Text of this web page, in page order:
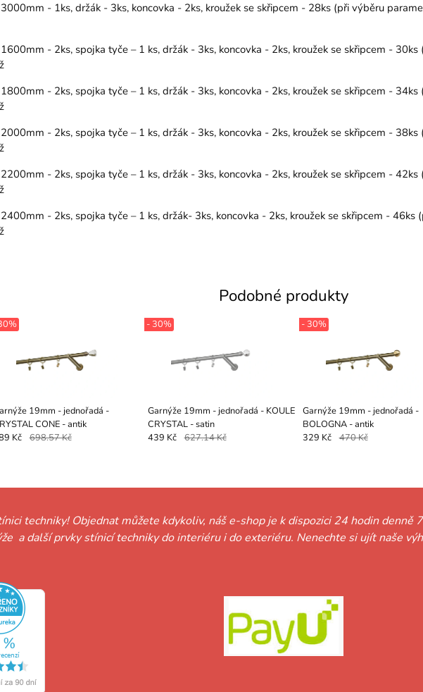
- 1ks, držák - 3ks, koncovka - 2ks, kroužek se skřipcem - 28ks (při výběru
- 2ks, spojka tyče – 1 ks, držák - 3ks, koncovka - 2ks, kroužek se skřipcem -
- 2ks, spojka tyče – 1 ks, držák - 3ks, koncovka - 2ks, kroužek se skřipcem -
- 2ks, spojka tyče – 1 ks, držák - 3ks, koncovka - 2ks, kroužek se skřipcem -
- 2ks, spojka tyče – 1 ks, držák - 3ks, koncovka - 2ks, kroužek se skřipcem -
- 2ks, spojka tyče – 1 ks, držák- 3ks, koncovka - 2ks, kroužek se skřipcem -
Podobné produkty
19mm - jednořadá -
CONE - antik
Kč 698.57 Kč
Garnýže 19mm - jednořadá - KOULE
CRYSTAL - satin
- 30%
439 Kč 627.14 Kč
Garnýže 19mm - jednořadá -
BOLOGNA - antik
- 30%
329 Kč 470 Kč
techniky! Objednat můžete kdykoliv, náš e-shop je k dispozici 24 hodin
a další prvky stínicí techniky do interiéru i do exteriéru. Nenechte si ujít naše